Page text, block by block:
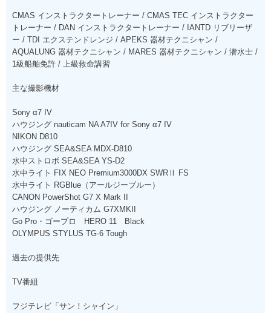
CMAS インストラクタートレーナー / CMAS TEC インストラクター
トレーナー / DAN インストラクタートレーナー / IANTD リブリーザ
ー / TDI エクステンドレンジ / APEKS 器材テクニシャン /
AQUALUNG 器材テクニシャン / MARES 器材テクニシャン / 潜水士 /
1級船舶免許 / 上級救命講習
主な撮影機材
Sony α7 IV
ハウジング nauticam NA A7IV for Sony α7 IV
NIKON D810
ハウジング SEA&SEA MDX-D810
水中ストロボ SEA&SEA YS-D2
水中ライト FIX NEO Premium3000DX SWRⅡ FS
水中ライト RGBlue（アールジーブルー）
CANON PowerShot G7 X Mark II
ハウジング ノーティカム G7XMKII
Go Pro・ゴープロ HERO 11 Black
OLYMPUS STYLUS TG-6 Tough
過去の提供先
TV番組
フジテレビ「サン！シャイン」